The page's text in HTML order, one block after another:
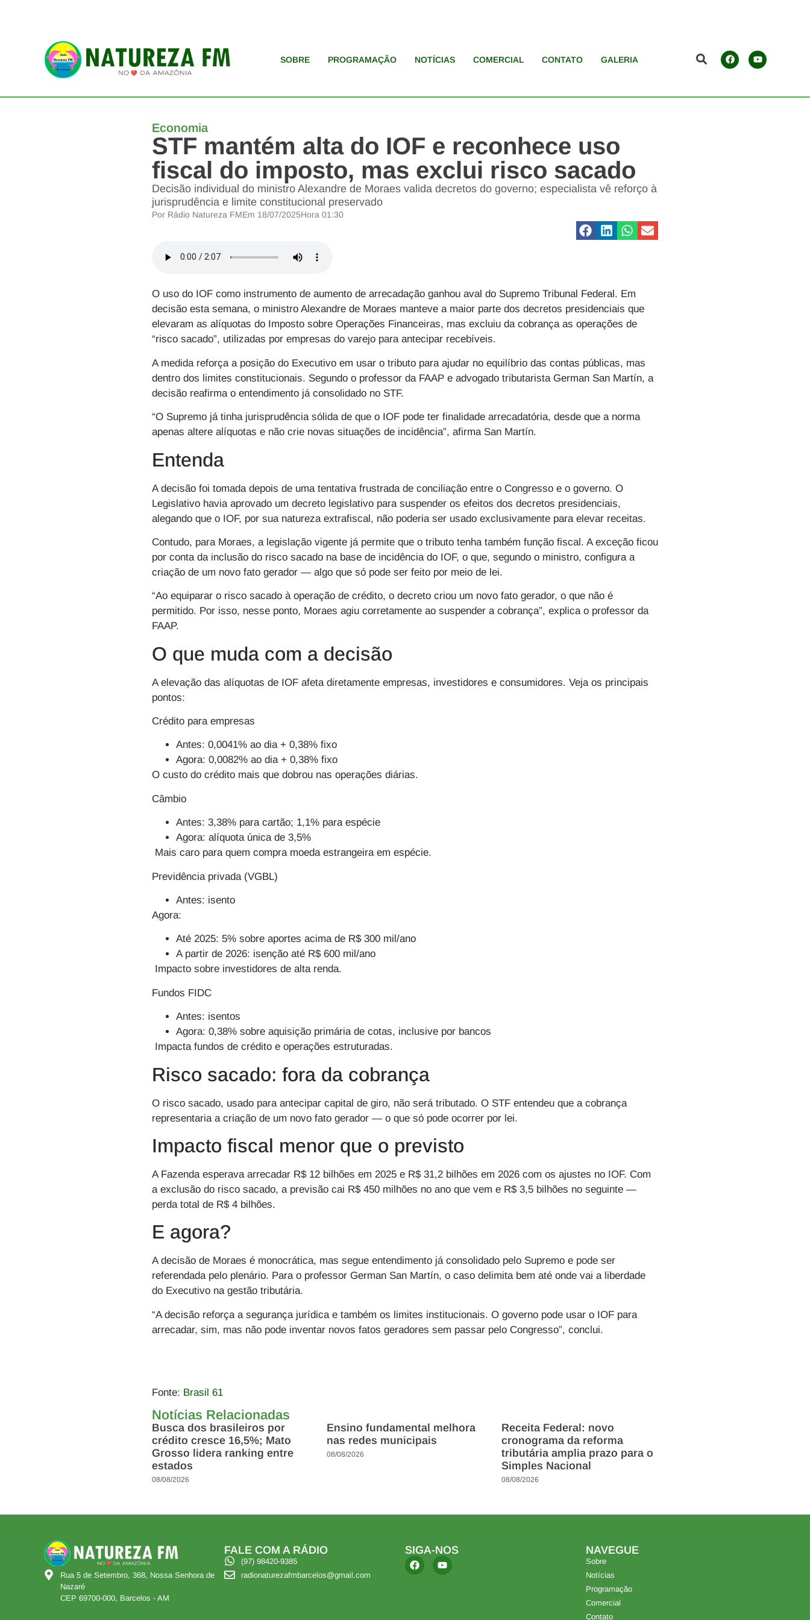
SOBRE PROGRAMAÇÃO NOTÍCIAS COMERCIAL CONTATO GALERIA
Economia
STF mantém alta do IOF e reconhece uso
fiscal do imposto, mas exclui risco sacado
Decisão individual do ministro Alexandre de Moraes valida decretos do governo; especialista vê reforço à
jurisprudência e limite constitucional preservado
Por Rádio Natureza FMEm 18/07/2025Hora 01:30
O uso do IOF como instrumento de aumento de arrecadação ganhou aval do Supremo Tribunal Federal. Em
decisão esta semana, o ministro Alexandre de Moraes manteve a maior parte dos decretos presidenciais que
elevaram as alíquotas do Imposto sobre Operações Financeiras, mas excluiu da cobrança as operações de
“risco sacado”, utilizadas por empresas do varejo para antecipar recebíveis.
A medida reforça a posição do Executivo em usar o tributo para ajudar no equilíbrio das contas públicas, mas
dentro dos limites constitucionais. Segundo o professor da FAAP e advogado tributarista German San Martín, a
decisão reafirma o entendimento já consolidado no STF.
“O Supremo já tinha jurisprudência sólida de que o IOF pode ter finalidade arrecadatória, desde que a norma
apenas altere alíquotas e não crie novas situações de incidência”, afirma San Martín.
Entenda
A decisão foi tomada depois de uma tentativa frustrada de conciliação entre o Congresso e o governo. O
Legislativo havia aprovado um decreto legislativo para suspender os efeitos dos decretos presidenciais,
alegando que o IOF, por sua natureza extrafiscal, não poderia ser usado exclusivamente para elevar receitas.
Contudo, para Moraes, a legislação vigente já permite que o tributo tenha também função fiscal. A exceção ficou
por conta da inclusão do risco sacado na base de incidência do IOF, o que, segundo o ministro, configura a
criação de um novo fato gerador — algo que só pode ser feito por meio de lei.
“Ao equiparar o risco sacado à operação de crédito, o decreto criou um novo fato gerador, o que não é
permitido. Por isso, nesse ponto, Moraes agiu corretamente ao suspender a cobrança”, explica o professor da
FAAP.
O que muda com a decisão
A elevação das alíquotas de IOF afeta diretamente empresas, investidores e consumidores. Veja os principais
pontos:
Crédito para empresas
Antes: 0,0041% ao dia + 0,38% fixo
Agora: 0,0082% ao dia + 0,38% fixo
O custo do crédito mais que dobrou nas operações diárias.
Câmbio
Antes: 3,38% para cartão; 1,1% para espécie
Agora: alíquota única de 3,5%
Mais caro para quem compra moeda estrangeira em espécie.
Previdência privada (VGBL)
Antes: isento
Agora:
Até 2025: 5% sobre aportes acima de R$ 300 mil/ano
A partir de 2026: isenção até R$ 600 mil/ano
Impacto sobre investidores de alta renda.
Fundos FIDC
Antes: isentos
Agora: 0,38% sobre aquisição primária de cotas, inclusive por bancos
Impacta fundos de crédito e operações estruturadas.
Risco sacado: fora da cobrança
O risco sacado, usado para antecipar capital de giro, não será tributado. O STF entendeu que a cobrança
representaria a criação de um novo fato gerador — o que só pode ocorrer por lei.
Impacto fiscal menor que o previsto
A Fazenda esperava arrecadar R$ 12 bilhões em 2025 e R$ 31,2 bilhões em 2026 com os ajustes no IOF. Com
a exclusão do risco sacado, a previsão cai R$ 450 milhões no ano que vem e R$ 3,5 bilhões no seguinte —
perda total de R$ 4 bilhões.
E agora?
A decisão de Moraes é monocrática, mas segue entendimento já consolidado pelo Supremo e pode ser
referendada pelo plenário. Para o professor German San Martín, o caso delimita bem até onde vai a liberdade
do Executivo na gestão tributária.
“A decisão reforça a segurança jurídica e também os limites institucionais. O governo pode usar o IOF para
arrecadar, sim, mas não pode inventar novos fatos geradores sem passar pelo Congresso”, conclui.
Fonte: Brasil 61
Notícias Relacionadas
Busca dos brasileiros por
crédito cresce 16,5%; Mato
Grosso lidera ranking entre
estados
08/08/2026
Ensino fundamental melhora
nas redes municipais
08/08/2026
Receita Federal: novo
cronograma da reforma
tributária amplia prazo para o
Simples Nacional
08/08/2026
Rua 5 de Setembro, 368, Nossa Senhora de
Nazaré
CEP 69700-000, Barcelos - AM
FALE COM A RÁDIO
(97) 98420-9385
radionaturezafmbarcelos@gmail.com
SIGA-NOS NAVEGUE
Sobre
Notícias
Programação
Comercial
Contato